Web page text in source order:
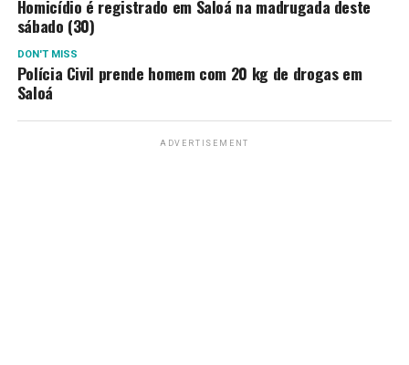
Homicídio é registrado em Saloá na madrugada deste
sábado (30)
DON'T MISS
Polícia Civil prende homem com 20 kg de drogas em
Saloá
ADVERTISEMENT